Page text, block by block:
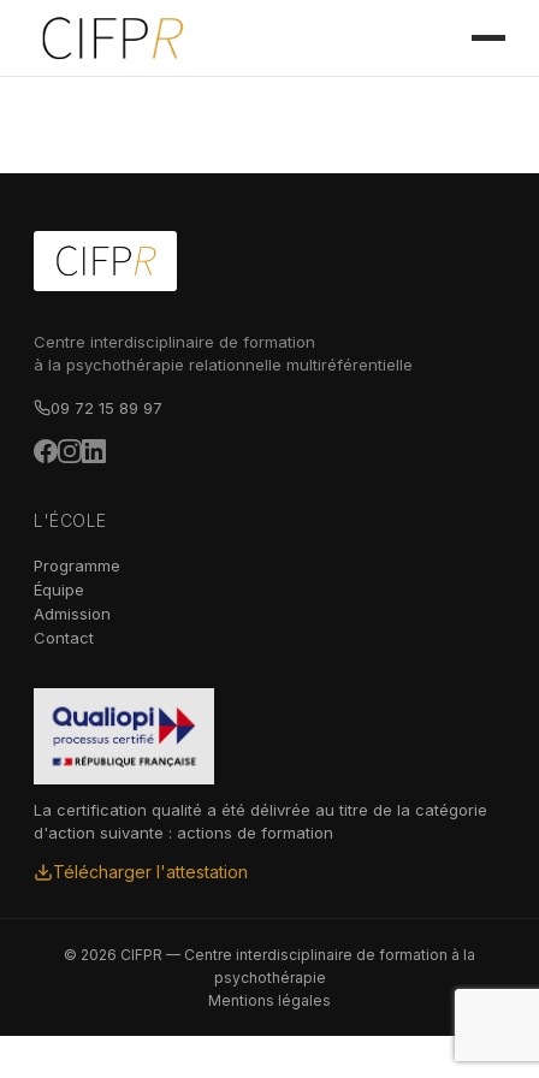
Centre interdisciplinaire de formation
à la psychothérapie relationnelle multiréférentielle
09 72 15 89 97
L'ÉCOLE
Programme
Équipe
Admission
Contact
La certification qualité a été délivrée au titre de la catégorie
d'action suivante : actions de formation
Télécharger l'attestation
© 2026 CIFPR — Centre interdisciplinaire de formation à la
psychothérapie
Mentions légales